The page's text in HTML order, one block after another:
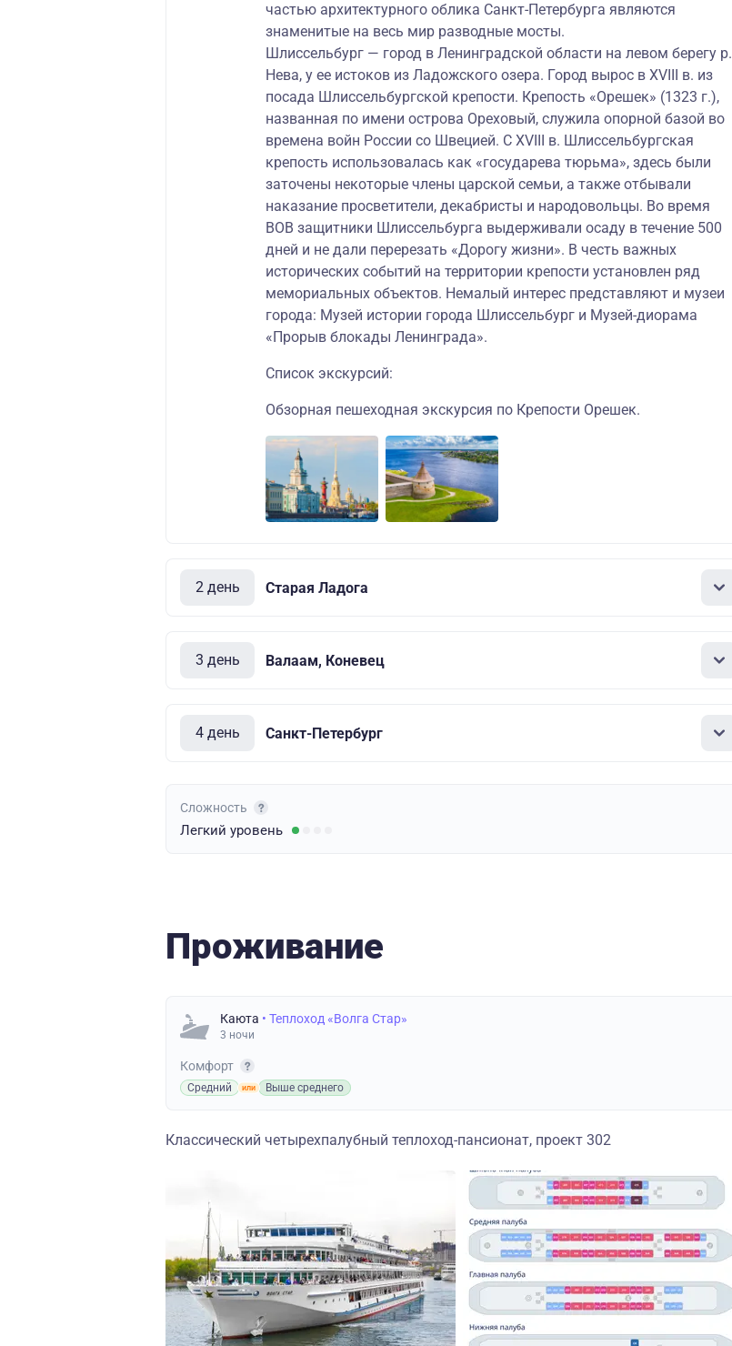
частью архитектурного облика Санкт-Петербурга являются
знаменитые на весь мир разводные мосты.
Шлиссельбург — город в Ленинградской области на левом берегу р.
Нева, у ее истоков из Ладожского озера. Город вырос в XVIII в. из
посада Шлиссельбургской крепости. Крепость «Орешек» (1323 г.),
названная по имени острова Ореховый, служила опорной базой во
времена войн России со Швецией. С XVIII в. Шлиссельбургская
крепость использовалась как «государева тюрьма», здесь были
заточены некоторые члены царской семьи, а также отбывали
наказание просветители, декабристы и народовольцы. Во время
ВОВ защитники Шлиссельбурга выдерживали осаду в течение 500
дней и не дали перерезать «Дорогу жизни». В честь важных
исторических событий на территории крепости установлен ряд
мемориальных объектов. Немалый интерес представляют и музеи
города: Музей истории города Шлиссельбург и Музей-диорама
«Прорыв блокады Ленинграда».
Список экскурсий:
Обзорная пешеходная экскурсия по Крепости Орешек.
2 день Старая Ладога
3 день Валаам, Коневец
4 день Санкт-Петербург
Сложность
Легкий уровень
Проживание
Каюта • Теплоход «Волга Стар»
3 ночи
Комфорт
Средний Выше среднего
Классический четырехпалубный теплоход-пансионат, проект 302